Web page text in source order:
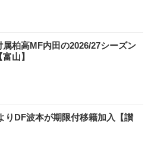
柏高MF内田の2026/27シーズン
山】
りDF波本が期限付移籍加入【讃